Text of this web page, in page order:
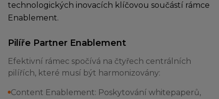
technologických inovacích klíčovou součástí rámce
Enablement.
Pilíře Partner Enablement
Efektivní rámec spočívá na čtyřech centrálních
pilířích, které musí být harmonizovány:
Content Enablement: Poskytování whitepaperů,